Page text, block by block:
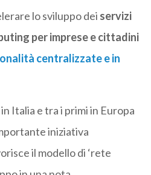
lo sviluppo dei servizi
per imprese e cittadini
centralizzate e in
Italia e tra i primi in Europa
iniziativa
il modello di ‘rete